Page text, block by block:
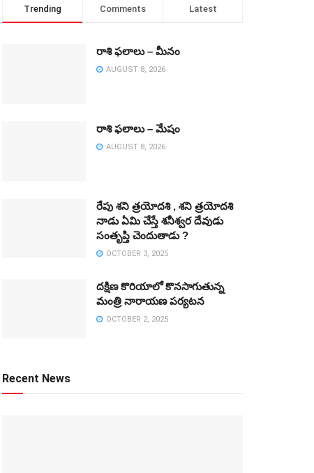
Trending Comments Latest
రాశి ఫలాలు – మీనం
AUGUST 8, 2026
రాశి ఫలాలు – మేషం
AUGUST 8, 2026
రేపు శని త్రయోదశి , శని త్రయోదశి
నాడు ఏమి చేస్తే శనీశ్వర దేవుడు
సంతృప్తి చెందుతాడు ?
OCTOBER 3, 2025
దక్షిణ కొరియాలో కొనసాగుతున్న
మంత్రి నారాయణ పర్యటన
OCTOBER 2, 2025
Recent News